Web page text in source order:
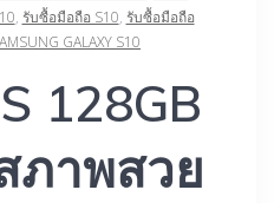
, รับซื้อมือถือ S10, รับซื้อมือถือ
GALAXY S10
128GB
ภาพสวย